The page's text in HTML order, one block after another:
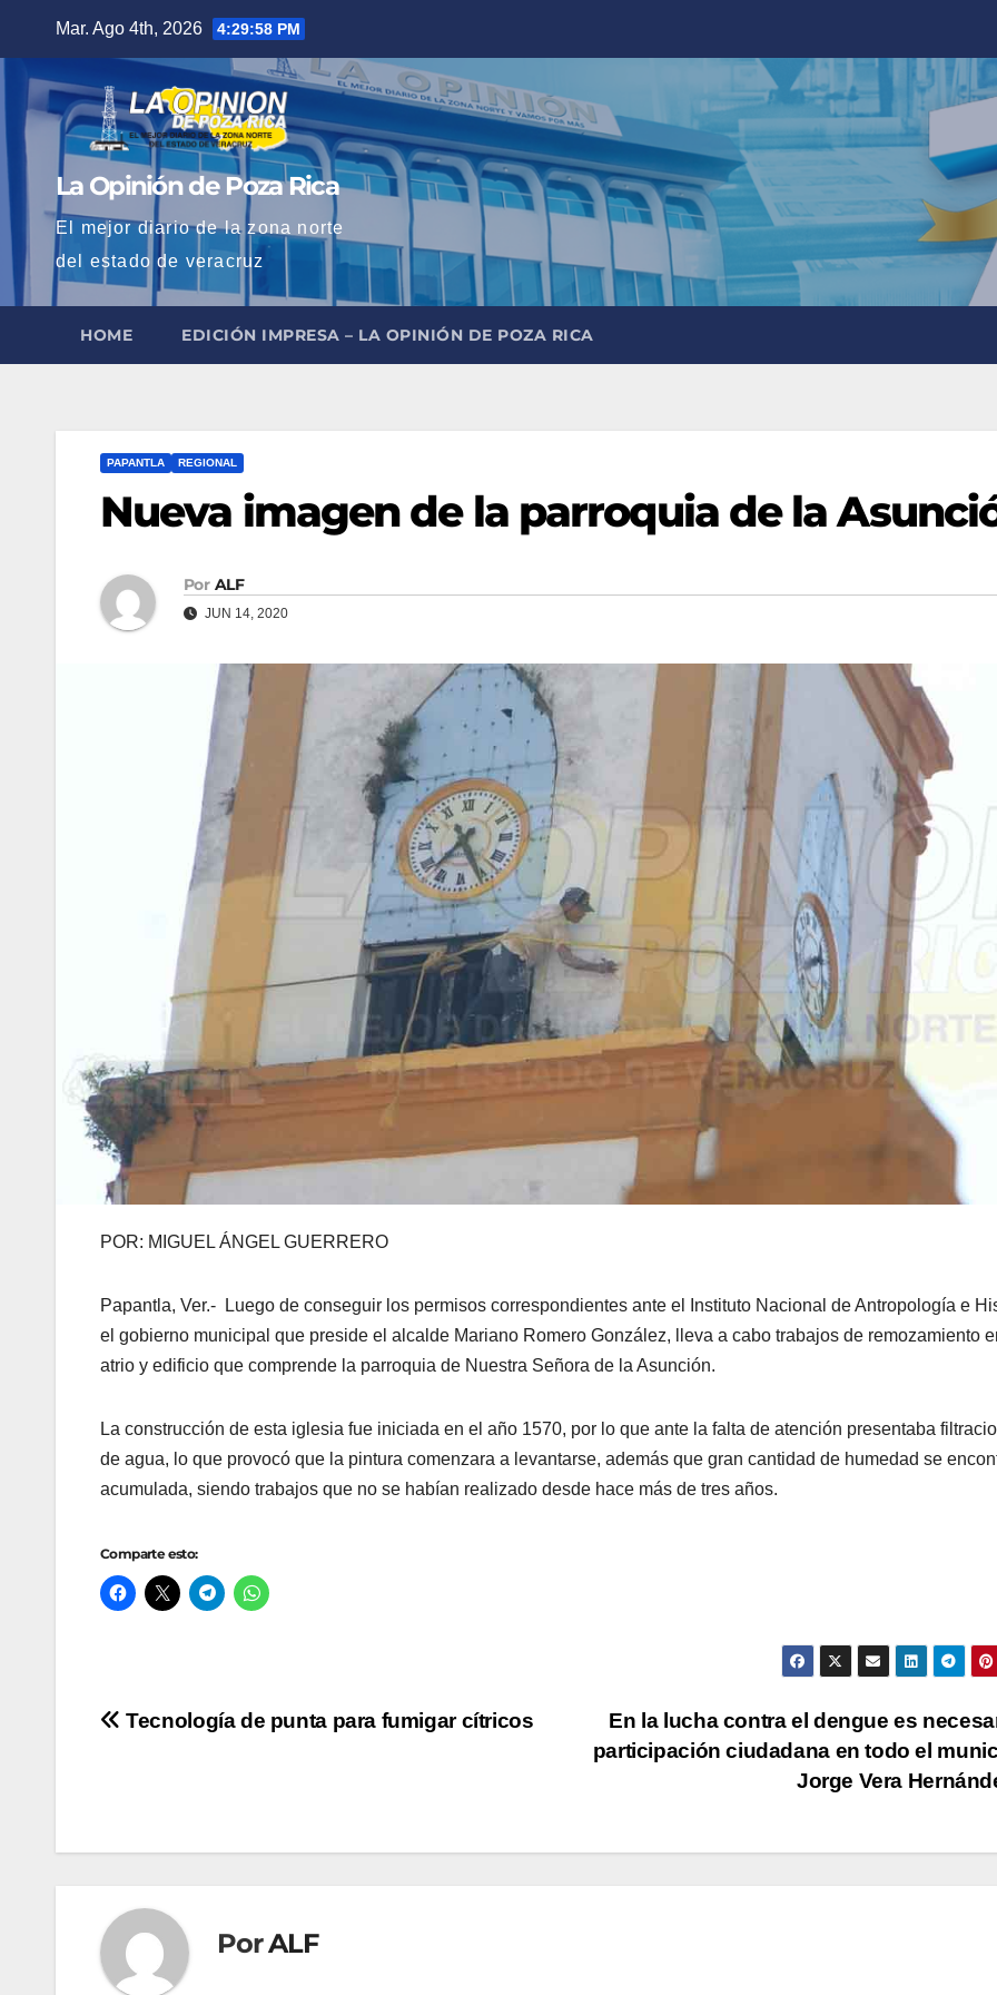
contenido
Mar. Ago 4th, 2026 4:29:59 PM
La Opinión de Poza Rica
El mejor diario de la zona norte
del estado de veracruz
HOME EDICIÓN IMPRESA – LA OPINIÓN DE POZA RICA
PAPANTLA REGIONAL
Nueva imagen de la parroquia de la
Por ALF
JUN 14, 2020
POR: MIGUEL ÁNGEL GUERRERO
Papantla, Ver.- Luego de conseguir los permisos correspondientes ante el Instituto Nacional de Antropología e
el gobierno municipal que preside el alcalde Mariano Romero González, lleva a cabo trabajos de remozamiento
atrio y edificio que comprende la parroquia de Nuestra Señora de la Asunción.
La construcción de esta iglesia fue iniciada en el año 1570, por lo que ante la falta de atención presentaba
de agua, lo que provocó que la pintura comenzara a levantarse, además que gran cantidad de humedad se
acumulada, siendo trabajos que no se habían realizado desde hace más de tres años.
Comparte esto:
Navegación
En la lucha contra el dengue es
participación ciudadana en todo el
Jorge Vera
Tecnología de punta para fumigar cítricos
PorALF